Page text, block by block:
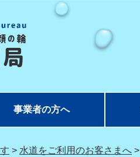
事業者の方へ
> 水道をご利用のお客さまへ >